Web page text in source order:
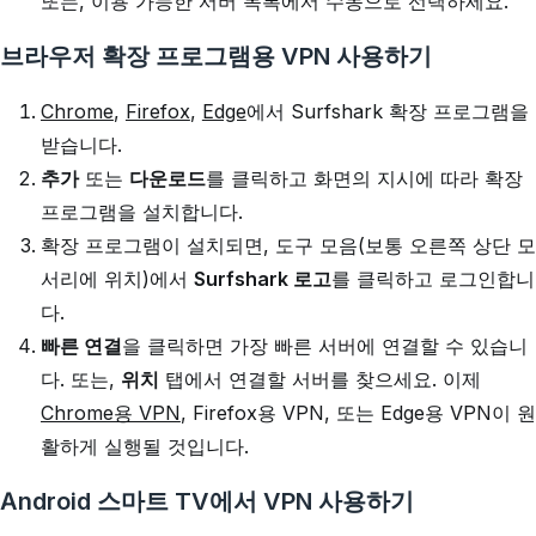
브라우저 확장 프로그램용 VPN 사용하기
Chrome, Firefox, Edge에서 Surfshark 확장 프로그램을
받습니다.
추가또는 다운로드를 클릭하고 화면의 지시에 따라 확장
프로그램을 설치합니다.
확장 프로그램이 설치되면, 도구 모음(보통 오른쪽 상단 모
서리에 위치)에서 Surfshark 로고를 클릭하고 로그인합니
다.
빠른 연결을 클릭하면 가장 빠른 서버에 연결할 수 있습니
다. 또는, 위치 탭에서 연결할 서버를 찾으세요. 이제
Chrome용 VPN, Firefox용 VPN, 또는 Edge용 VPN이 원
활하게 실행될 것입니다.
Android 스마트 TV에서 VPN 사용하기